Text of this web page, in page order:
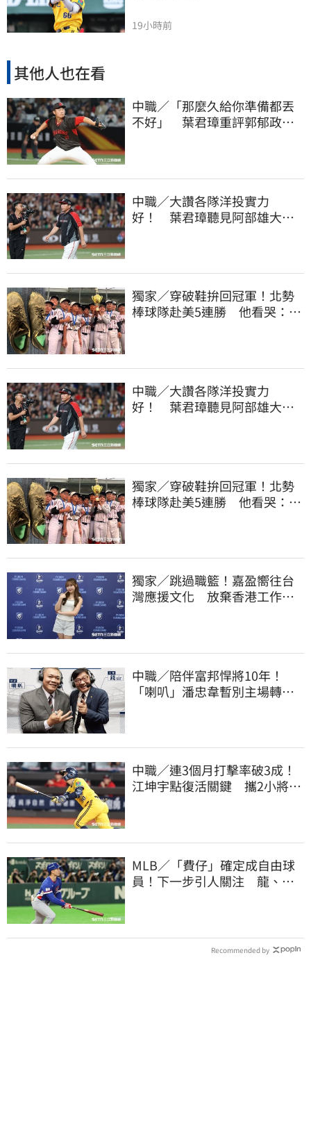
19小時前
其他人也在看
中職／「那麼久給你準備都丟
不好」 葉君璋重評郭郁政對
中職／大讚各隊洋投實力
好！ 葉君璋聽見阿部雄大被
獨家／穿破鞋拚回冠軍！北勢
棒球隊赴美5連勝 他看哭：台
中職／大讚各隊洋投實力
好！ 葉君璋聽見阿部雄大被
獨家／穿破鞋拚回冠軍！北勢
棒球隊赴美5連勝 他看哭：台
獨家／跳過職籃！嘉盈嚮往台
灣應援文化 放棄香港工作跨
中職／陪伴富邦悍將10年！
「喇叭」潘忠韋暫別主場轉
中職／連3個月打擊率破3成！
江坤宇點復活關鍵 攜2小將赴
MLB／「費仔」確定成自由球
員！下一步引人關注 龍、獅
Recommended by